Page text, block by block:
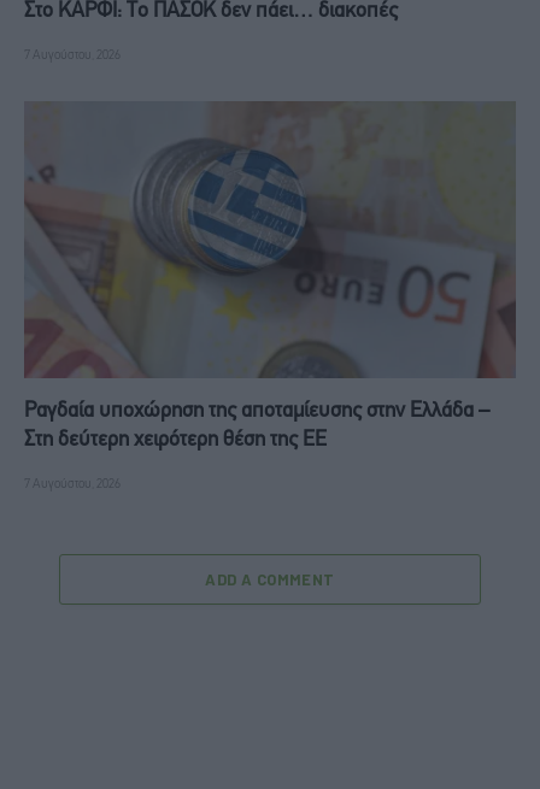
Στο ΚΑΡΦΙ: Το ΠΑΣΟΚ δεν πάει… διακοπές
7 Αυγούστου, 2026
Ραγδαία υποχώρηση της αποταμίευσης στην Ελλάδα –
Στη δεύτερη χειρότερη θέση της ΕΕ
7 Αυγούστου, 2026
ADD A COMMENT